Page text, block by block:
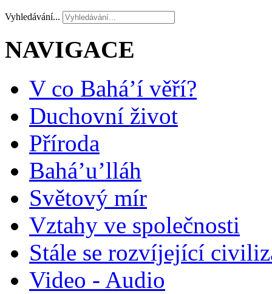
Vyhledávání...
NAVIGACE
V co Bahá’í věří?
Duchovní život
Příroda
Bahá’u’lláh
Světový mír
Vztahy ve společnosti
Stále se rozvíjející
Video - Audio